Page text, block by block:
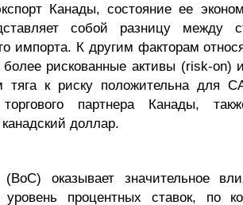
Канады, состояние ее
собой разницу между
импорта. К другим факторам
более рискованные активы (risk-
тяга к риску положительна для
торгового партнера Канады,
доллар.
оказывает значительное
уровень процентных ставок, по